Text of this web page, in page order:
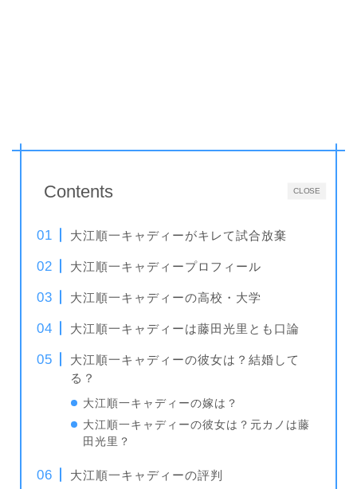
CLOSE
Contents
大江順一キャディーがキレて試合放棄
大江順一キャディープロフィール
大江順一キャディーの高校・大学
大江順一キャディーは藤田光里とも口論
大江順一キャディーの彼女は？結婚して
る？
大江順一キャディーの嫁は？
大江順一キャディーの彼女は？元カノは藤
田光里？
大江順一キャディーの評判